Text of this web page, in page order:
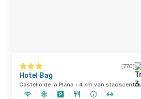
(770)
Hotel Bag
Castello de la Plana · 4 km van